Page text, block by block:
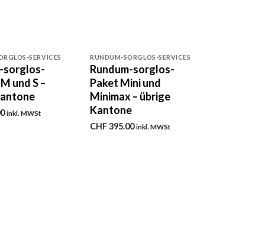
SERVICES
sorglos-
und S –
inkl. MWSt
RUNDUM-SORGLOS-SERVICES
Rundum-sorglos-
Paket Mini und
Minimax – übrige
Kantone
CHF395.00 inkl. MWSt